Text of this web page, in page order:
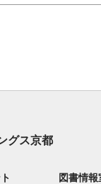
グス京都
図書情報